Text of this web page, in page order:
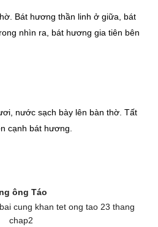
Bát hương thần linh ở giữa, bát
nhìn ra, bát hương gia tiên bên
nước sạch bày lên bàn thờ. Tất
cạnh bát hương.
ông Táo